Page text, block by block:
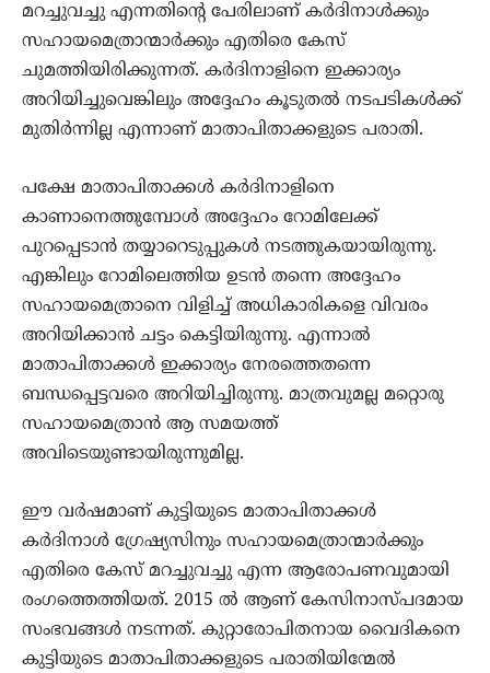
മറച്ചുവച്ചു എന്നതിന്റെ പേരിലാണ് കര്‍ദിനാള്‍ക്കും
സഹായമെത്രാന്മാര്‍ക്കും എതിരെ കേസ്
ചുമത്തിയിരിക്കുന്നത്. കര്‍ദിനാളിനെ ഇക്കാര്യം
അറിയിച്ചുവെങ്കിലും അദ്ദേഹം കൂടുതല്‍ നടപടികള്‍ക്ക്
മുതിര്‍ന്നില്ല എന്നാണ് മാതാപിതാക്കളുടെ പരാതി.
പക്ഷേ മാതാപിതാക്കള്‍ കര്‍ദിനാളിനെ
കാണാനെത്തുമ്പോള്‍ അദ്ദേഹം റോമിലേക്ക്
പുറപ്പെടാന്‍ തയ്യാറെടുപ്പുകള്‍ നടത്തുകയായിരുന്നു.
എങ്കിലും റോമിലെത്തിയ ഉടന്‍ തന്നെ അദ്ദേഹം
സഹായമെത്രാനെ വിളിച്ച് അധികാരികളെ വിവരം
അറിയിക്കാന്‍ ചട്ടം കെട്ടിയിരുന്നു. എന്നാല്‍
മാതാപിതാക്കള്‍ ഇക്കാര്യം നേരത്തെതന്നെ
ബന്ധപ്പെട്ടവരെ അറിയിച്ചിരുന്നു. മാത്രവുമല്ല മറ്റൊരു
സഹായമെത്രാന്‍ ആ സമയത്ത്
അവിടെയുണ്ടായിരുന്നുമില്ല.
ഈ വര്‍ഷമാണ് കുട്ടിയുടെ മാതാപിതാക്കള്‍
കര്‍ദിനാള്‍ ഗ്രേഷ്യസിനും സഹായമെത്രാന്മാര്‍ക്കും
എതിരെ കേസ് മറച്ചുവച്ചു എന്ന ആരോപണവുമായി
രംഗത്തെത്തിയത്. 2015 ല്‍ ആണ് കേസിനാസ്പദമായ
സംഭവങ്ങള്‍ നടന്നത്. കുറ്റാരോപിതനായ വൈദികനെ
കുട്ടിയുടെ മാതാപിതാക്കളുടെ പരാതിയിന്മേല്‍